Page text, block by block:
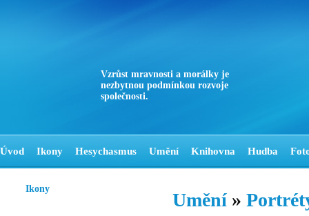
Vzrůst mravnosti a morálky je
nezbytnou podmínkou rozvoje
společnosti.
Úvod Ikony Hesychasmus Umění Knihovna Hudba
Ikony
Umění »